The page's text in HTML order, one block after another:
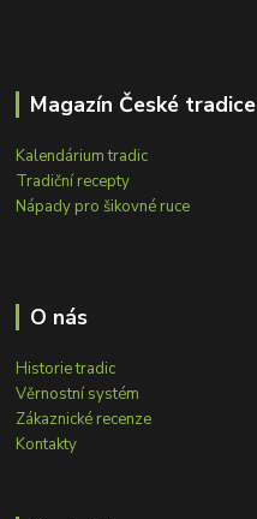
Magazín České tradice
Kalendárium tradic
Tradiční recepty
Nápady pro šikovné ruce
O nás
Historie tradic
Věrnostní systém
Zákaznické recenze
Kontakty